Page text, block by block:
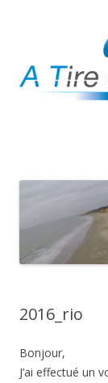
2016_rio
Bonjour,
J’ai effectué un